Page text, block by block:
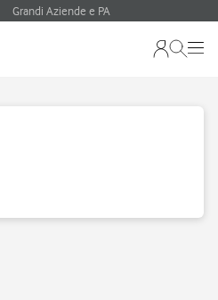
Grandi Aziende e PA